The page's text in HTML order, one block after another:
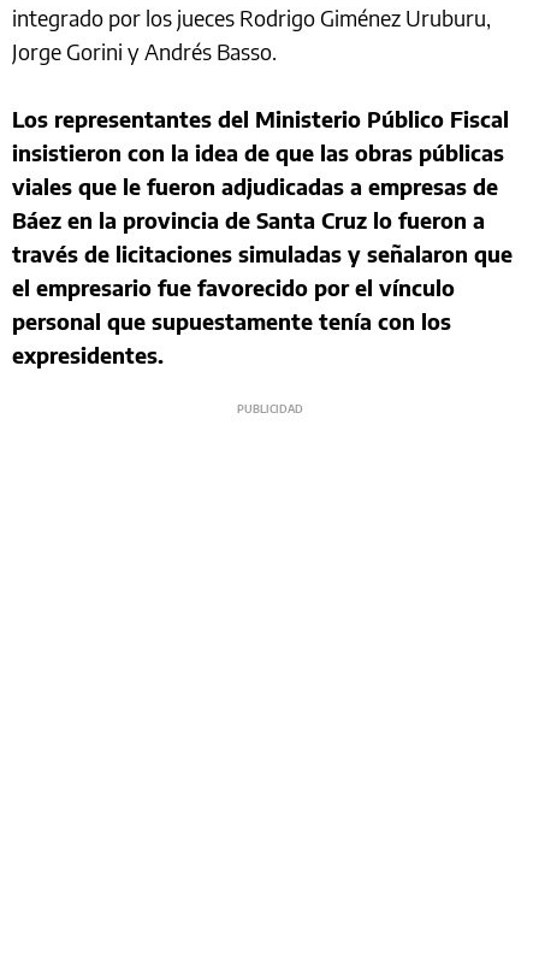
integrado por los jueces Rodrigo Giménez Uruburu,
Jorge Gorini y Andrés Basso.
Los representantes del Ministerio Público Fiscal
insistieron con la idea de que las obras públicas
viales que le fueron adjudicadas a empresas de
Báez en la provincia de Santa Cruz lo fueron a
través de licitaciones simuladas y señalaron que
el empresario fue favorecido por el vínculo
personal que supuestamente tenía con los
expresidentes.